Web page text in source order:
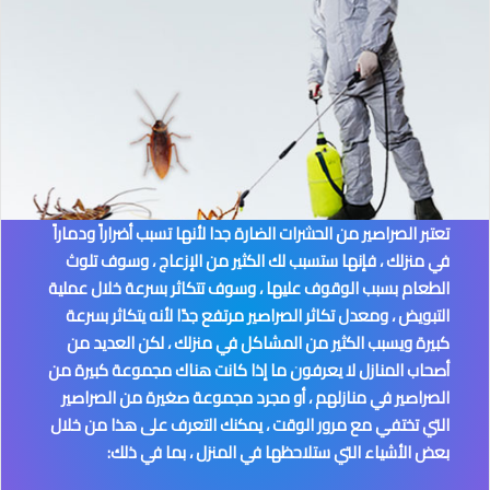
تعتبر الصراصير من الحشرات الضارة جدا لأنها تسبب أضراراً ودماراً
في منزلك ، فإنها ستسبب لك الكثير من الإزعاج ، وسوف تلوث
الطعام بسبب الوقوف عليها ، وسوف تتكاثر بسرعة خلال عملية
التبويض ، ومعدل تكاثر الصراصير مرتفع جدًا لأنه يتكاثر بسرعة
كبيرة ويسبب الكثير من المشاكل في منزلك ، لكن العديد من
أصحاب المنازل لا يعرفون ما إذا كانت هناك مجموعة كبيرة من
الصراصير في منازلهم ، أو مجرد مجموعة صغيرة من الصراصير
التي تختفي مع مرور الوقت ، يمكنك التعرف على هذا من خلال
بعض الأشياء التي ستلاحظها في المنزل ، بما في ذلك: